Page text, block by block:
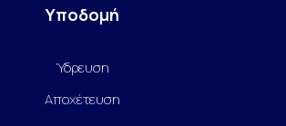
Υποδομή
Ύδρευση
Αποχέτευση